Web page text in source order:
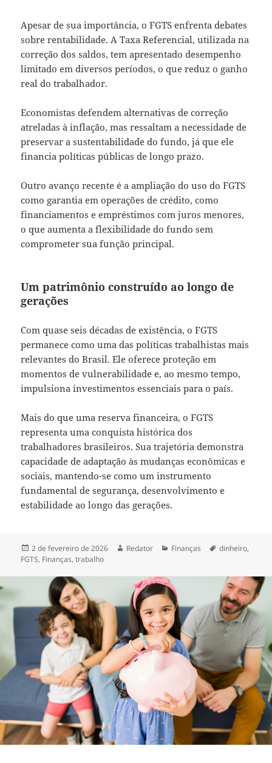
Apesar de sua importância, o FGTS enfrenta debates
sobre rentabilidade. A Taxa Referencial, utilizada na
correção dos saldos, tem apresentado desempenho
limitado em diversos períodos, o que reduz o ganho
real do trabalhador.
Economistas defendem alternativas de correção
atreladas à inflação, mas ressaltam a necessidade de
preservar a sustentabilidade do fundo, já que ele
financia políticas públicas de longo prazo.
Outro avanço recente é a ampliação do uso do FGTS
como garantia em operações de crédito, como
financiamentos e empréstimos com juros menores,
o que aumenta a flexibilidade do fundo sem
comprometer sua função principal.
Um patrimônio construído ao longo de
gerações
Com quase seis décadas de existência, o FGTS
permanece como uma das políticas trabalhistas mais
relevantes do Brasil. Ele oferece proteção em
momentos de vulnerabilidade e, ao mesmo tempo,
impulsiona investimentos essenciais para o país.
Mais do que uma reserva financeira, o FGTS
representa uma conquista histórica dos
trabalhadores brasileiros. Sua trajetória demonstra
capacidade de adaptação às mudanças econômicas e
sociais, mantendo-se como um instrumento
fundamental de segurança, desenvolvimento e
estabilidade ao longo das gerações.
Publicado
em
2 de fevereiro de 2026 Autor
Redator Categorias
Finanças Tags
dinheiro,
FGTS, Finanças,trabalho